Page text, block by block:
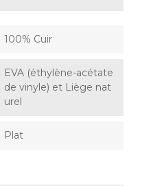
100% Cuir
EVA (éthylène-acétate
de vinyle) et Liège nat
urel
Plat